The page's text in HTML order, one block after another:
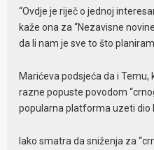
“Ovdje je riječ o jednoj
kaže ona za “Nezavisne
da li nam je sve to što
Marićeva podsjeća da i Temu,
razne popuste povodom
popularna platforma uzeti dio
Iako smatra da sniženja za